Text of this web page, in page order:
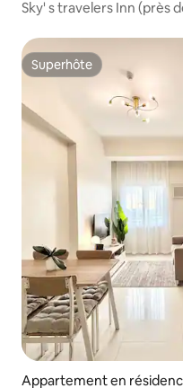
Sky' s travelers Inn (près
Superhôte
Superhôte
Appartement en